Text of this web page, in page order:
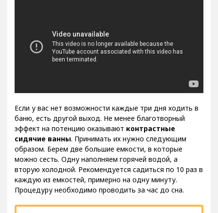
Если у вас нет возможности каждые три дня ходить в
баню, есть другой выход. Не менее благотворный
эффект на потенцию оказывают контрастные
сидячие ванны. Принимать их нужно следующим
образом. Берем две большие емкости, в которые
можно сесть. Одну наполняем горячей водой, а
вторую холодной. Рекомендуется садиться по 10 раз в
каждую из емкостей, примерно на одну минуту.
Процедуру необходимо проводить за час до сна.